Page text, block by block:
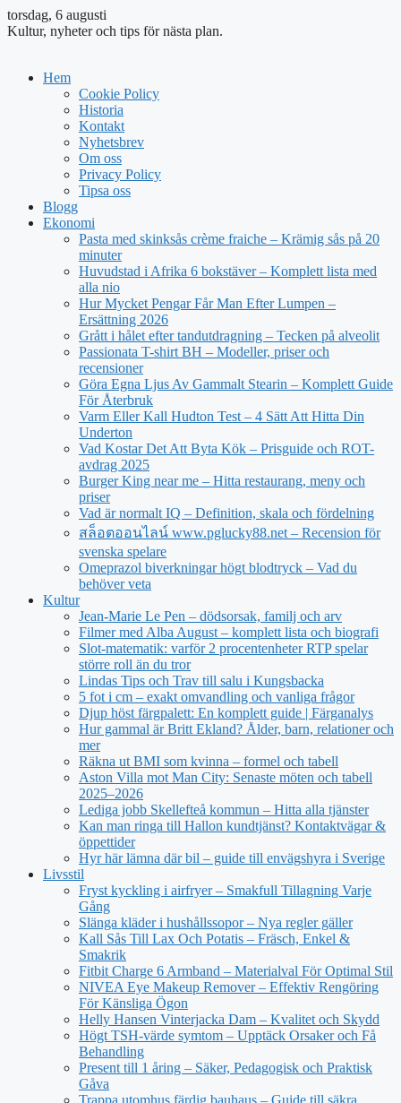
torsdag, 6 augusti
Kultur, nyheter och tips för nästa plan.
Hem
Cookie Policy
Historia
Kontakt
Nyhetsbrev
Om oss
Privacy Policy
Tipsa oss
Blogg
Ekonomi
Pasta med skinksås crème fraiche – Krämig sås på 20
minuter
Huvudstad i Afrika 6 bokstäver – Komplett lista med
alla nio
Hur Mycket Pengar Får Man Efter Lumpen –
Ersättning 2026
Grått i hålet efter tandutdragning – Tecken på alveolit
Passionata T-shirt BH – Modeller, priser och
recensioner
Göra Egna Ljus Av Gammalt Stearin – Komplett Guide
För Återbruk
Varm Eller Kall Hudton Test – 4 Sätt Att Hitta Din
Underton
Vad Kostar Det Att Byta Kök – Prisguide och ROT-
avdrag 2025
Burger King near me – Hitta restaurang, meny och
priser
Vad är normalt IQ – Definition, skala och fördelning
สล็อตออนไลน์ www.pglucky88.net – Recension för
svenska spelare
Omeprazol biverkningar högt blodtryck – Vad du
behöver veta
Kultur
Jean‑Marie Le Pen – dödsorsak, familj och arv
Filmer med Alba August – komplett lista och biografi
Slot-matematik: varför 2 procentenheter RTP spelar
större roll än du tror
Lindas Tips och Trav till salu i Kungsbacka
5 fot i cm – exakt omvandling och vanliga frågor
Djup höst färgpalett: En komplett guide | Färganalys
Hur gammal är Britt Ekland? Ålder, barn, relationer och
mer
Räkna ut BMI som kvinna – formel och tabell
Aston Villa mot Man City: Senaste möten och tabell
2025–2026
Lediga jobb Skellefteå kommun – Hitta alla tjänster
Kan man ringa till Hallon kundtjänst? Kontaktvägar &
öppettider
Hyr här lämna där bil – guide till envägshyra i Sverige
Livsstil
Fryst kyckling i airfryer – Smakfull Tillagning Varje
Gång
Slänga kläder i hushållssopor – Nya regler gäller
Kall Sås Till Lax Och Potatis – Fräsch, Enkel &
Smakrik
Fitbit Charge 6 Armband – Materialval För Optimal Stil
NIVEA Eye Makeup Remover – Effektiv Rengöring
För Känsliga Ögon
Helly Hansen Vinterjacka Dam – Kvalitet och Skydd
Högt TSH-värde symtom – Upptäck Orsaker och Få
Behandling
Present till 1 åring – Säker, Pedagogisk och Praktisk
Gåva
Trappa utomhus färdig bauhaus – Guide till säkra